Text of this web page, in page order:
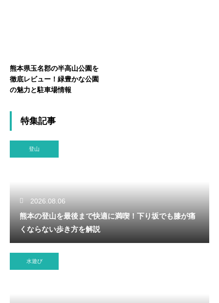
熊本県玉名郡の半高山公園を
徹底レビュー！緑豊かな公園
の魅力と駐車場情報
特集記事
登山
2026.08.06
熊本の登山を最後まで快適に満喫！下り坂でも膝が痛
くならない歩き方を解説
水遊び